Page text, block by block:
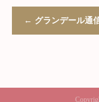
← グランデール通